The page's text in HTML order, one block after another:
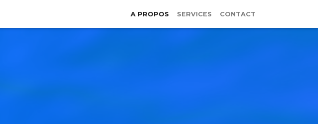
A PROPOS SERVICES CONTACT